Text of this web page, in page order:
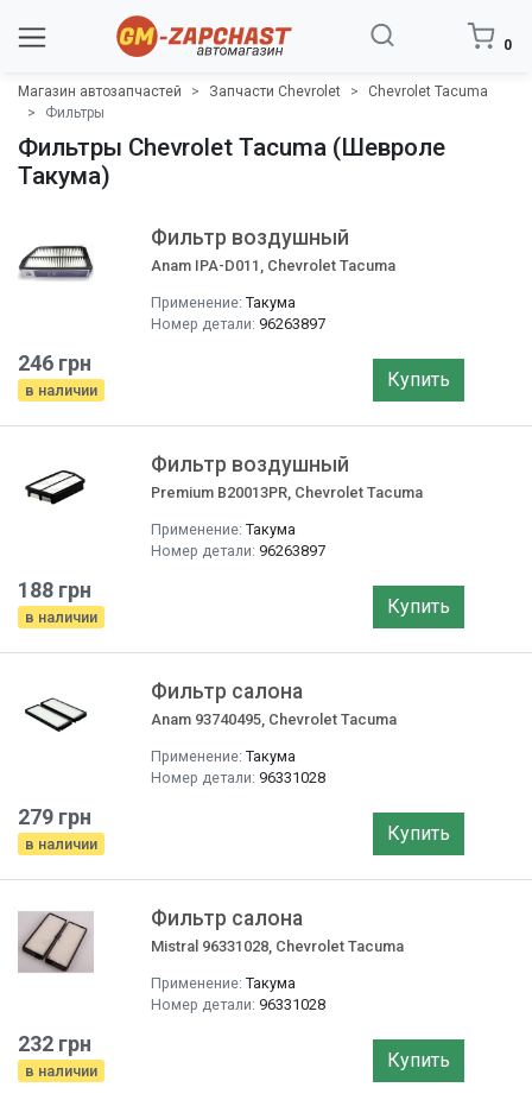
0
Магазин автозапчастей Запчасти Chevrolet
Chevrolet Tacuma
Фильтры
Фильтры Chevrolet Tacuma (Шевроле
Такума)
Фильтр воздушный
Anam IPA-D011, Chevrolet Tacuma
Применение: Такума
Номер детали: 96263897
246 грн
в наличии Купить
Фильтр воздушный
Premium B20013PR, Chevrolet Tacuma
Применение: Такума
Номер детали: 96263897
188 грн
в наличии Купить
Фильтр салона
Anam 93740495, Chevrolet Tacuma
Применение: Такума
Номер детали: 96331028
279 грн
в наличии Купить
Фильтр салона
Mistral 96331028, Chevrolet Tacuma
Применение: Такума
Номер детали: 96331028
232 грн
в наличии Купить